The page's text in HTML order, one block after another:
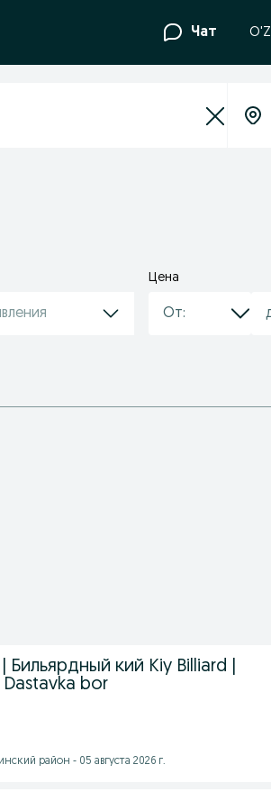
Чат O'Z
Цена
Бильярдный кий Kiy Billiard |
Dastavka bor
район - 05 августа 2026 г.